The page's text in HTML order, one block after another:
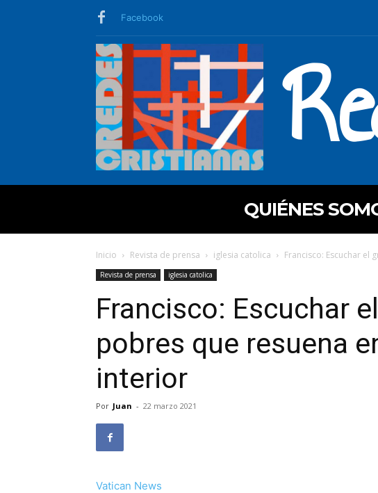
Facebook
QUIÉNES
Inicio Revista de prensa iglesia catolica Francisco: Escuchar
Revista de prensa iglesia catolica
Francisco: Escuchar
pobres que resuena
interior
Por Juan - 22 marzo 2021
Vatican News